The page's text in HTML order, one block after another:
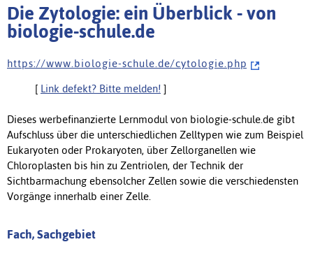
Die Zytologie: ein Überblick - von
biologie-schule.de
h t t p s : / / w w w . b i o l o g i e - s c h u l e . d e / c y t o l o g i e . p h p
[ Link defekt? Bitte melden! ]
Dieses werbefinanzierte Lernmodul von biologie-schule.de gibt
Aufschluss über die unterschiedlichen Zelltypen wie zum Beispiel
Eukaryoten oder Prokaryoten, über Zellorganellen wie
Chloroplasten bis hin zu Zentriolen, der Technik der
Sichtbarmachung ebensolcher Zellen sowie die verschiedensten
Vorgänge innerhalb einer Zelle.
Fach, Sachgebiet